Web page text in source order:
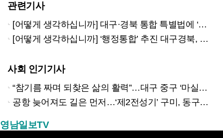
관련기사
[어떻게 생각하십니까] 대구·경북 통합 특별법에 ‘최저임금’ 미적용 조항 논란
[어떻게 생각하십니까] ‘행정통합’ 추진 대구경북, 서로 다른 교육정책
사회 인기기사
“참기름 짜며 되찾은 삶의 활력”…대구 중구 ‘마실방앗간’ 어르신들의 인생 2막
공항 늦어져도 길은 먼저…‘제2전성기’ 구미, 동구미역 더 절실
영남일보TV